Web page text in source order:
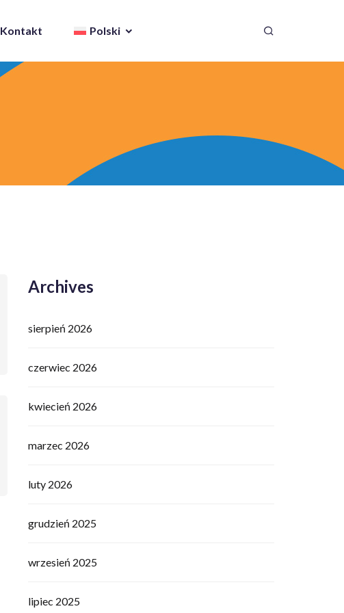
Kontakt Polski
Archives
sierpień 2026
czerwiec 2026
kwiecień 2026
marzec 2026
luty 2026
grudzień 2025
wrzesień 2025
lipiec 2025